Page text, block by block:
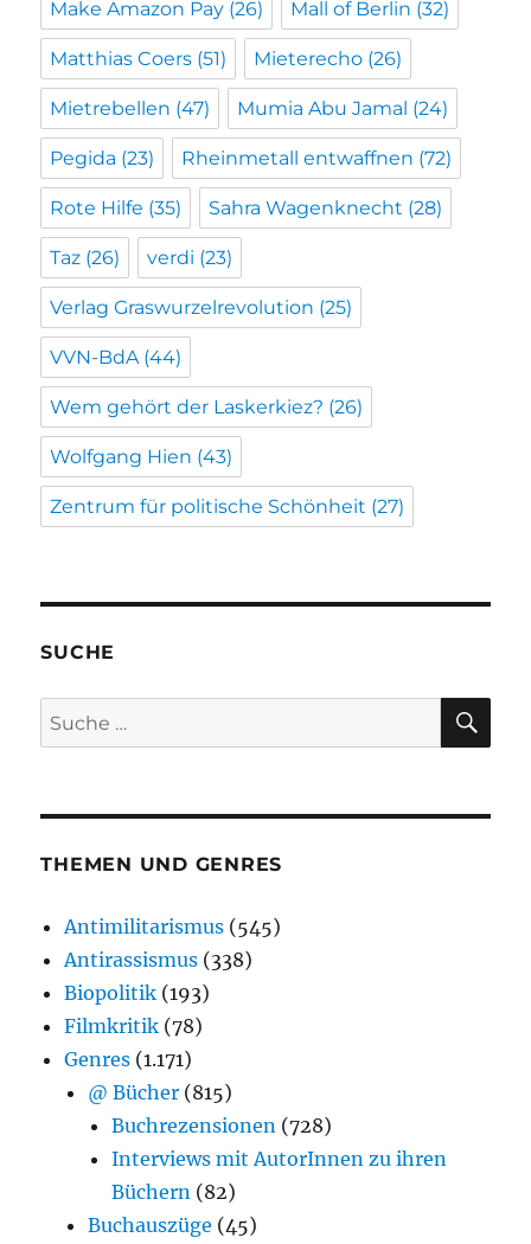
Make Amazon Pay (26) Mall of Berlin (32)
Matthias Coers (51) Mieterecho (26)
Mietrebellen (47) Mumia Abu Jamal (24)
Pegida (23) Rheinmetall entwaffnen (72)
Rote Hilfe (35) Sahra Wagenknecht (28)
Taz (26) verdi (23)
Verlag Graswurzelrevolution (25)
VVN-BdA (44)
Wem gehört der Laskerkiez? (26)
Wolfgang Hien (43)
Zentrum für politische Schönheit (27)
SUCHE
Suche
nach:
THEMEN UND GENRES
Antimilitarismus (545)
Antirassismus (338)
Biopolitik (193)
Filmkritik (78)
Genres (1.171)
@ Bücher (815)
Buchrezensionen (728)
Interviews mit AutorInnen zu ihren
Büchern (82)
Buchauszüge (45)